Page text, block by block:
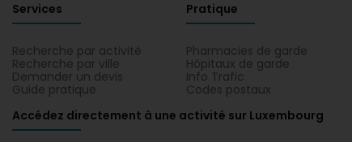
Services
Recherche par activité
Recherche par ville
Demander un devis
Guide pratique
Pratique
Pharmacies de garde
Hôpitaux de garde
Info Trafic
Codes postaux
Accédez directement à une activité sur Luxembourg